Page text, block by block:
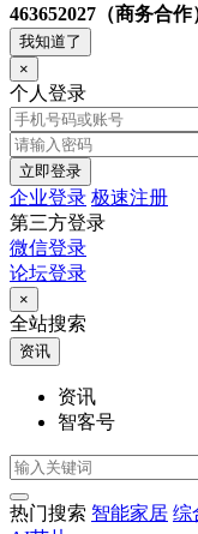
463652027（商务合作
我知道了
×
个人登录
立即登录
企业登录 极速注册
第三方登录
微信登录
论坛登录
×
全站搜索
资讯
资讯
智客号
热门搜索 智能家居 综